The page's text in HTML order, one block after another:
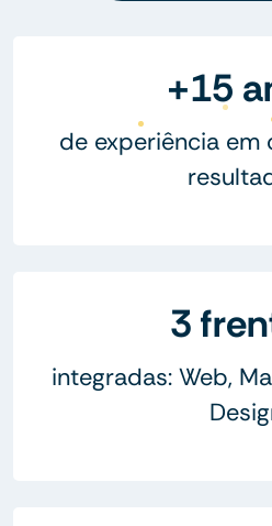
+15
de experiência em
3
integradas: Web,